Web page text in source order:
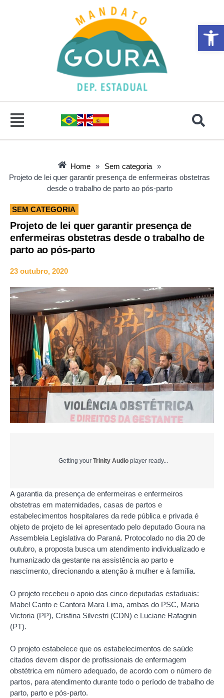
Abrir
Home » Sem categoria »
Projeto de lei quer garantir presença de enfermeiras obstetras
desde o trabalho de parto ao pós-parto
SEM CATEGORIA
Projeto de lei quer garantir presença de
enfermeiras obstetras desde o trabalho de
parto ao pós-parto
23 outubro, 2020
Getting your Trinity Audio player ready...
A garantia da presença de enfermeiras e enfermeiros
obstetras em maternidades, casas de partos e
estabelecimentos hospitalares da rede pública e privada é
objeto de projeto de lei apresentado pelo deputado Goura na
Assembleia Legislativa do Paraná. Protocolado no dia 20 de
outubro, a proposta busca um atendimento individualizado e
humanizado da gestante na assistência ao parto e
nascimento, direcionando a atenção à mulher e à família.
O projeto recebeu o apoio das cinco deputadas estaduais:
Mabel Canto e Cantora Mara Lima, ambas do PSC, Maria
Victoria (PP), Cristina Silvestri (CDN) e Luciane Rafagnin
(PT).
O projeto estabelece que os estabelecimentos de saúde
citados devem dispor de profissionais de enfermagem
obstétrica em número adequado, de acordo com o número de
partos, para atendimento durante todo o período de trabalho de
parto, parto e pós-parto.